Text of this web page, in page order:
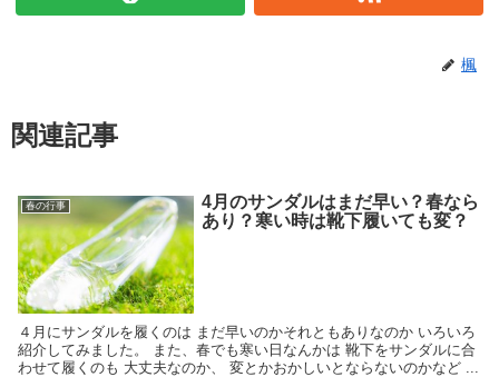
楓
関連記事
春の行事
4月のサンダルはまだ早い？春なら
あり？寒い時は靴下履いても変？
４月にサンダルを履くのは まだ早いのかそれともありなのか いろいろ
紹介してみました。 また、春でも寒い日なんかは 靴下をサンダルに合
わせて履くのも 大丈夫なのか、 変とかおかしいとならないのかなど ...